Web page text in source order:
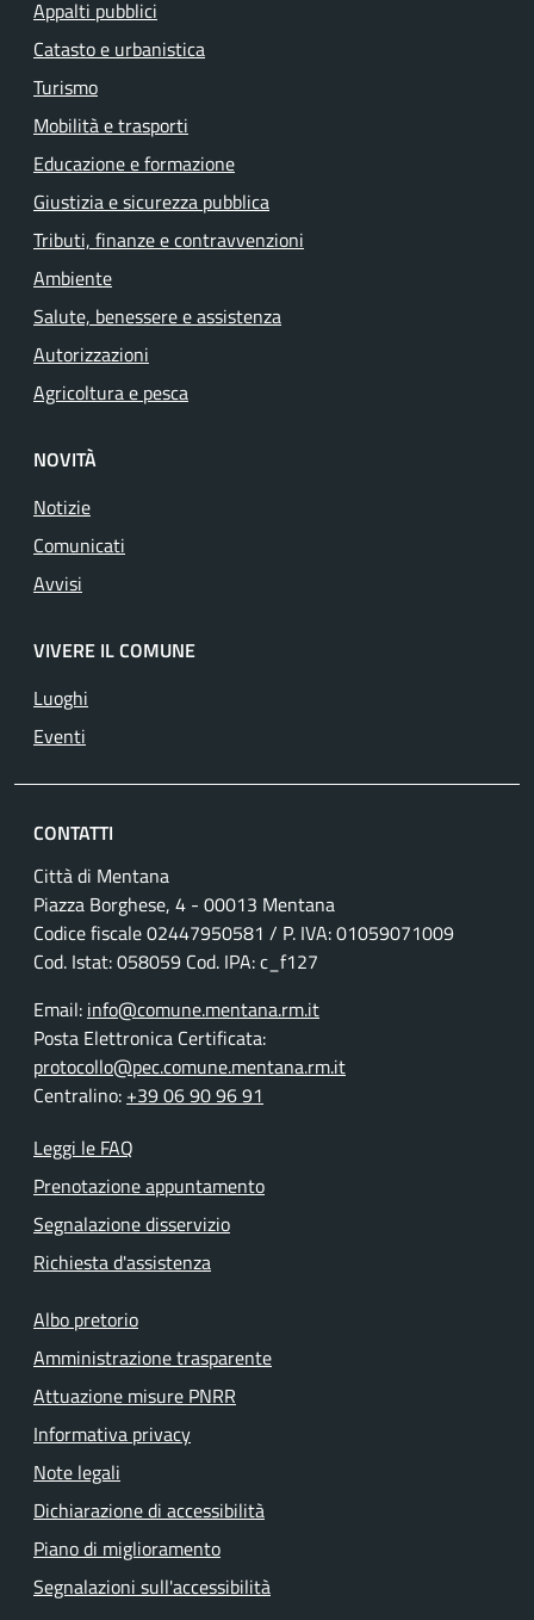
Appalti pubblici
Catasto e urbanistica
Turismo
Mobilità e trasporti
Educazione e formazione
Giustizia e sicurezza pubblica
Tributi, finanze e contravvenzioni
Ambiente
Salute, benessere e assistenza
Autorizzazioni
Agricoltura e pesca
NOVITÀ
Notizie
Comunicati
Avvisi
VIVERE IL COMUNE
Luoghi
Eventi
CONTATTI
Città di Mentana
Piazza Borghese, 4 - 00013 Mentana
Codice fiscale02447950581 / P. IVA:01059071009
Cod. Istat: 058059 Cod. IPA: c_f127
Email: info@comune.mentana.rm.it
Posta Elettronica Certificata:
protocollo@pec.comune.mentana.rm.it
Centralino: +39 06 90 96 91
Leggi le FAQ
Prenotazione appuntamento
Segnalazione disservizio
Richiesta d'assistenza
Albo pretorio
Amministrazione trasparente
Attuazione misure PNRR
Informativa privacy
Note legali
Dichiarazione di accessibilità
Piano di miglioramento
Segnalazioni sull'accessibilità